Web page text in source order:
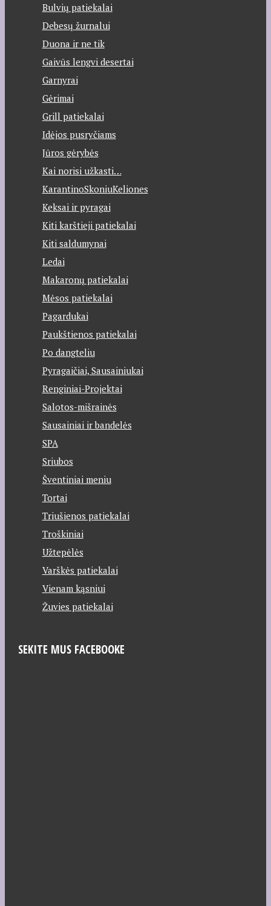
Bulvių patiekalai
Debesų žurnalui
Duona ir ne tik
Gaivūs lengvi desertai
Garnyrai
Gėrimai
Grill patiekalai
Idėjos pusryčiams
Jūros gėrybės
Kai norisi užkasti…
KarantinoSkoniuKeliones
Keksai ir pyragai
Kiti karštieji patiekalai
Kiti saldumynai
Ledai
Makaronų patiekalai
Mėsos patiekalai
Pagardukai
Paukštienos patiekalai
Po dangteliu
Pyragaičiai, Sausainiukai
Renginiai-Projektai
Salotos-mišrainės
Sausainiai ir bandelės
SPA
Sriubos
Šventiniai meniu
Tortai
Triušienos patiekalai
Troškiniai
Užtepėlės
Varškės patiekalai
Vienam kąsniui
Žuvies patiekalai
SEKITE MUS FACEBOOKE